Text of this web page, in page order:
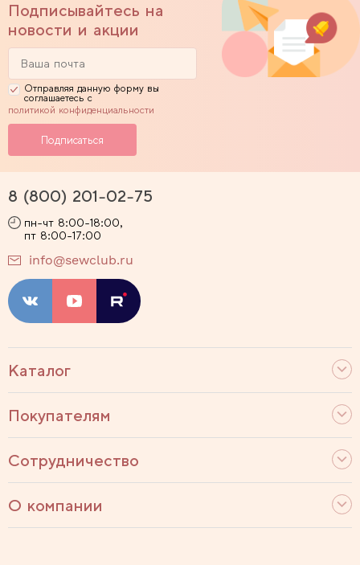
Подписывайтесь на
новости и акции
Отправляя данную форму вы
соглашаетесь с
политикой конфиденциальности
Каталог
Покупателям
Сотрудничество
О компании
8 (800) 201-02-75
пн-чт 8:00-18:00,
пт 8:00-17:00
info@sewclub.ru